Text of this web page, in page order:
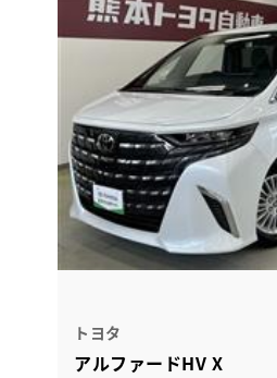
トヨタ
アルファードHV X